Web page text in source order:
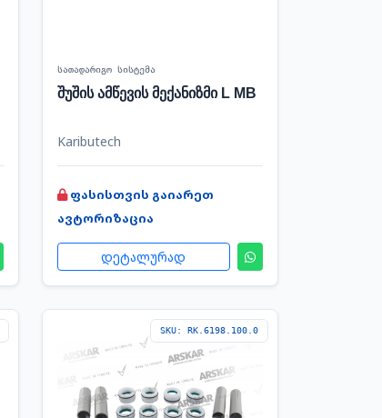
სათადარიგო სისტემა
შუშის ამწევის მექანიზმი L MB
Kaributech
ფასისთვის გაიარეთ
ავტორიზაცია
დეტალურად
SKU: RK.6198.100.0